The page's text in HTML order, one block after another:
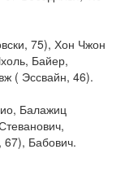
75), Хон Чжон
Байер,
( Эссвайн, 46).
Балажиц
Бабович.